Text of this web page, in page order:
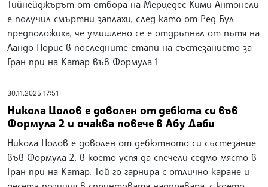
01.12.2025 16:18
Пилотът на Мерцедес Кими Антонели е
получил смъртни заплахи след Гран при на
Катар във Формула 1
Тийнейджърът от отбора на Мерцедес Кими Антонели
предположиха, че умишлено се е отдръпнал от пътя на
Ландо Норис в последните етапи на състезанието за
Гран при на Катар във Формула 1
30.11.2025 17:51
Никола Цолов е доволен от дебюта си във